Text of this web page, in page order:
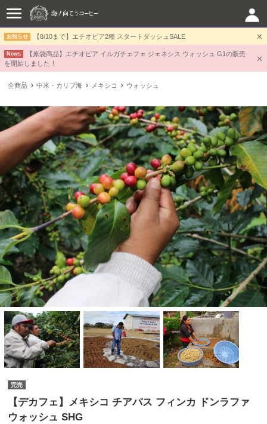
お知らせ 【8/10まで】エチオピア2種 スタートダッシュSALE
News
【原袋商品】エチオピア イルガチェフェ ジェネシス ウォッシュ G1の販売
を開始しました！
全商品 中米・カリブ海 メキシコ ウォッシュ
完売
【デカフェ】メキシコ チアパス フィンカ ドンラファ
ウォッシュ SHG